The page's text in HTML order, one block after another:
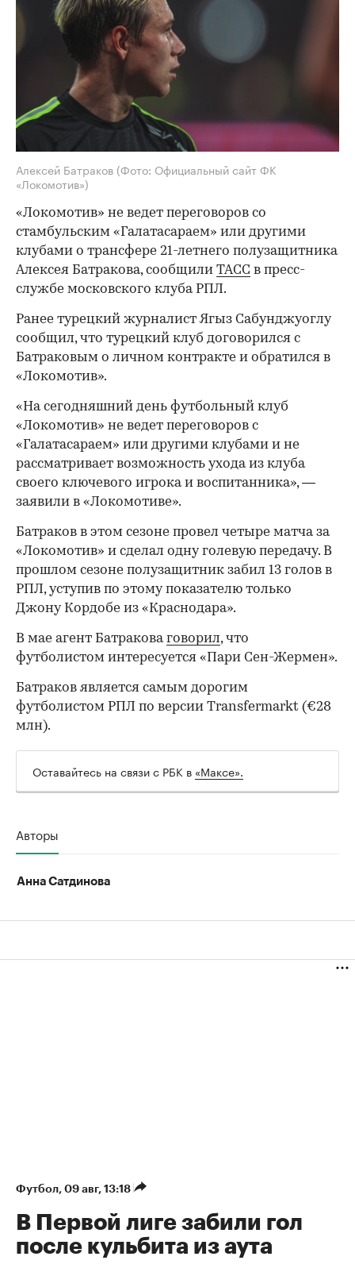
Алексей Батраков (Фото: Официальный сайт ФК
«Локомотив»)
«Локомотив» не ведет переговоров со
стамбульским «Галатасараем» или другими
клубами о трансфере 21-летнего полузащитника
Алексея Батракова, сообщили ТАСС в пресс-
службе московского клуба РПЛ.
Ранее турецкий журналист Ягыз Сабунджуоглу
сообщил, что турецкий клуб договорился с
Батраковым о личном контракте и обратился в
«Локомотив».
«На сегодняшний день футбольный клуб
«Локомотив» не ведет переговоров с
«Галатасараем» или другими клубами и не
рассматривает возможность ухода из клуба
своего ключевого игрока и воспитанника», —
заявили в «Локомотиве».
Батраков в этом сезоне провел четыре матча за
«Локомотив» и сделал одну голевую передачу. В
прошлом сезоне полузащитник забил 13 голов в
РПЛ, уступив по этому показателю только
Джону Кордобе из «Краснодара».
В мае агент Батраковаговорил, что
футболистом интересуется «Пари Сен-Жермен».
Батраков является самым дорогим
футболистом РПЛ по версии Transfermarkt (€28
млн).
Оставайтесь на связи с РБК в «Максе».
Авторы
Анна Сатдинова
Футбол⁠, 09 авг, 13:18
В Первой лиге забили гол
после кульбита из аута